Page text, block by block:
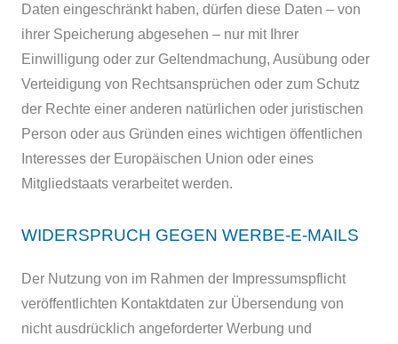
Daten eingeschränkt haben, dürfen diese Daten – von
ihrer Speicherung abgesehen – nur mit Ihrer
Einwilligung oder zur Geltendmachung, Ausübung oder
Verteidigung von Rechtsansprüchen oder zum Schutz
der Rechte einer anderen natürlichen oder juristischen
Person oder aus Gründen eines wichtigen öffentlichen
Interesses der Europäischen Union oder eines
Mitgliedstaats verarbeitet werden.
WIDERSPRUCH GEGEN WERBE-E-MAILS
Der Nutzung von im Rahmen der Impressumspflicht
veröffentlichten Kontaktdaten zur Übersendung von
nicht ausdrücklich angeforderter Werbung und